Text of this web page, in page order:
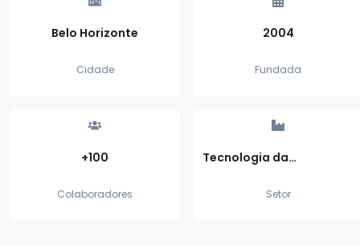
Belo Horizonte
Cidade
2004
Fundada
+100
Colaboradores
Tecnologia da
Setor